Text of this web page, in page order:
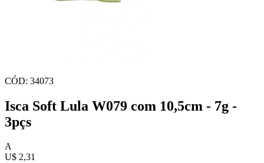
CÓD: 34073
Isca Soft Lula W079 com 10,5cm - 7g -
3pçs
A
U$ 2,31